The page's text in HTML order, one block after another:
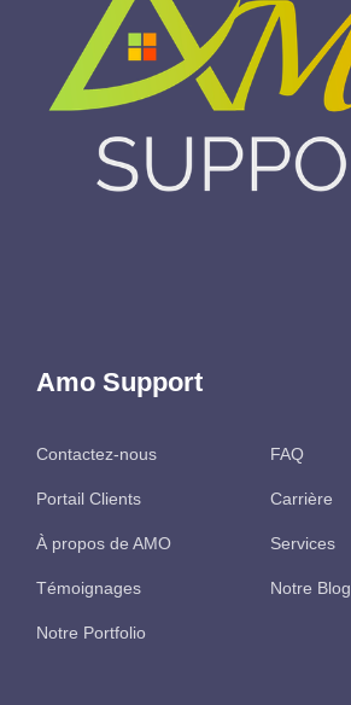
Amo Support
Contactez-nous FAQ
Portail Clients Carrière
À propos de AMO Services
Témoignages Notre Blog
Notre Portfolio